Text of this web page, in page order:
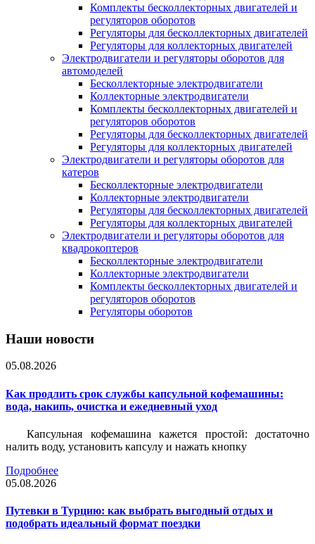
Комплекты бесколлекторных двигателей и
регуляторов оборотов
Регуляторы для бесколлекторных двигателей
Регуляторы для коллекторных двигателей
Электродвигатели и регуляторы оборотов для
автомоделей
Бесколлекторные электродвигатели
Коллекторные электродвигатели
Комплекты бесколлекторных двигателей и
регуляторов оборотов
Регуляторы для бесколлекторных двигателей
Регуляторы для коллекторных двигателей
Электродвигатели и регуляторы оборотов для
катеров
Бесколлекторные электродвигатели
Коллекторные электродвигатели
Регуляторы для бесколлекторных двигателей
Регуляторы для коллекторных двигателей
Электродвигатели и регуляторы оборотов для
квадрокоптеров
Бесколлекторные электродвигатели
Коллекторные электродвигатели
Комплекты бесколлекторных двигателей и
регуляторов оборотов
Регуляторы оборотов
Наши новости
05.08.2026
Как продлить срок службы капсульной кофемашины:
вода, накипь, очистка и ежедневный уход
Капсульная кофемашина кажется простой: достаточно
налить воду, установить капсулу и нажать кнопку
Подробнее
05.08.2026
Путевки в Турцию: как выбрать выгодный отдых и
подобрать идеальный формат поездки